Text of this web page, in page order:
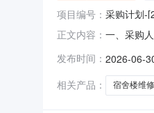
项目编号： 采购计划-
正文内容： 一、采购
评审小组
以自
发布时间： 2026-06-
相关产品：
宿舍楼维修